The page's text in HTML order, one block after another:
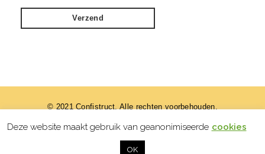
© 2021 Confistruct. Alle rechten voorbehouden.
Deze website maakt gebruik van geanonimiseerde cookies
OK